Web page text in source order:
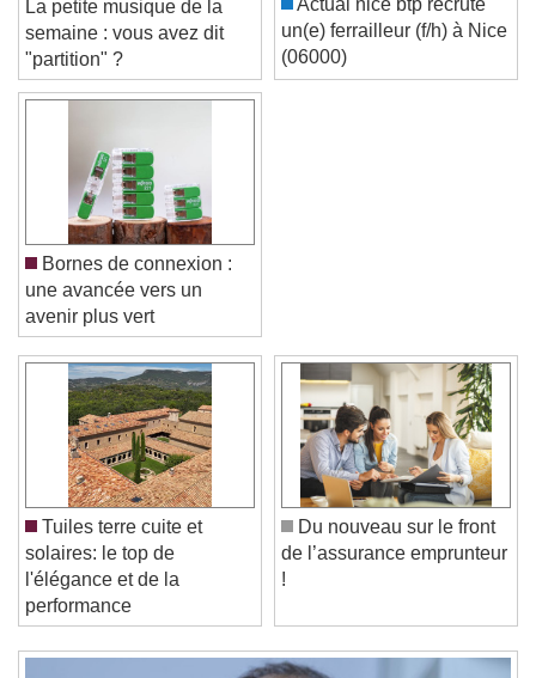
Video Player is loading.
Play Video
Play
Skip Backward
Skip Forward
Unmute
Current Time
/
Duration-:-
Loaded:0%
La petite musique de la
semaine : vous avez dit
"partition" ?
Actual nice btp recrute
un(e) ferrailleur (f/h) à Nice
(06000)
Bornes de connexion :
une avancée vers un
avenir plus vert
Tuiles terre cuite et
solaires: le top de
l'élégance et de la
performance
Du nouveau sur le front
de l’assurance emprunteur